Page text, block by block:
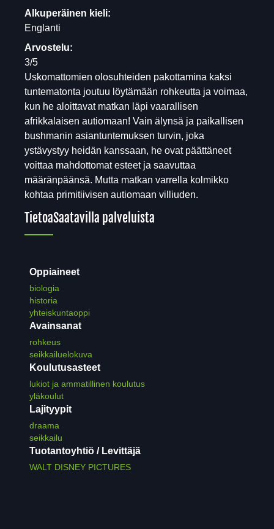
Alkuperäinen kieli:
Englanti
Arvostelu:
3/5
Uskomattomien olosuhteiden pakottamina kaksi
tuntematonta joutuu löytämään rohkeutta ja voimaa,
kun he aloittavat matkan läpi vaarallisen
afrikkalaisen autiomaan! Vain älynsä ja paikallisen
bushmanin asiantuntemuksen turvin, joka
ystävystyy heidän kanssaan, he ovat päättäneet
voittaa mahdottomat esteet ja saavuttaa
määränpäänsä. Mutta matkan varrella kolmikko
kohtaa primitiivisen autiomaan villiuden.
TietoaSaatavilla palveluista
Oppiaineet
biologia
historia
yhteiskuntaoppi
Avainsanat
rohkeus
seikkailuelokuva
Koulutusasteet
lukiot ja ammatillinen koulutus
yläkoulut
Lajityypit
draama
seikkailu
Tuotantoyhtiö / Levittäjä
WALT DISNEY PICTURES